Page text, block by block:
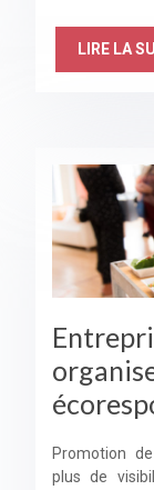
LIRE LA
Promotion
plus de